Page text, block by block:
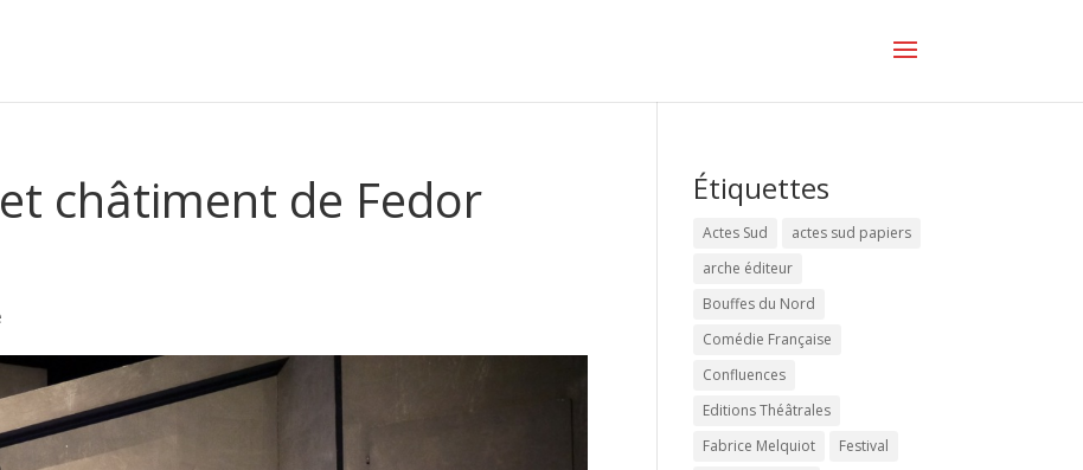
châtiment de Fedor
Étiquettes
Actes Sud
actes sud papiers
arche éditeur
Bouffes du Nord
Comédie Française
Confluences
Editions Théâtrales
Fabrice Melquiot
Festival